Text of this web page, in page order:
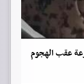
عقب الهجوم